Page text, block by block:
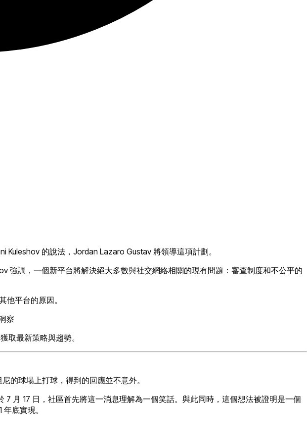
的說法，Jordan Lazaro Gustav 將領導這項計劃。
強調，一個新平台將解決絕大多數與社交網絡相關的現有問題：審查制度和不公平的
平台的原因。
察
最新策略與趨勢。
的球場上打球，得到的回應並不意外。
月 17 日，社區首先將這一消息理解為一個笑話。與此同時，這個想法被證明是一個
底實現。